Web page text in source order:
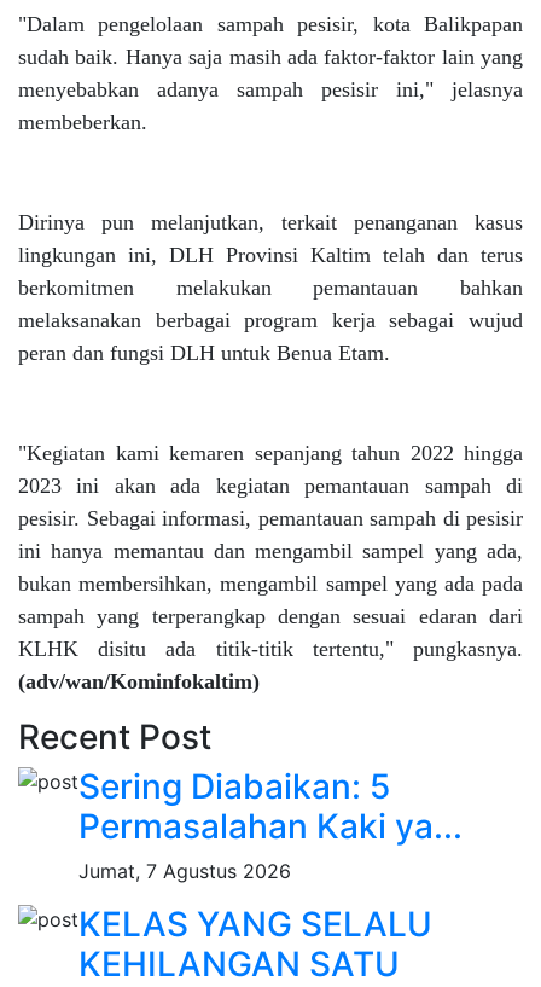
"Dalam pengelolaan sampah pesisir, kota Balikpapan
sudah baik. Hanya saja masih ada faktor-faktor lain yang
menyebabkan adanya sampah pesisir ini," jelasnya
membeberkan.
Dirinya pun melanjutkan, terkait penanganan kasus
lingkungan ini, DLH Provinsi Kaltim telah dan terus
berkomitmen melakukan pemantauan bahkan
melaksanakan berbagai program kerja sebagai wujud
peran dan fungsi DLH untuk Benua Etam.
"Kegiatan kami kemaren sepanjang tahun 2022 hingga
2023 ini akan ada kegiatan pemantauan sampah di
pesisir. Sebagai informasi, pemantauan sampah di pesisir
ini hanya memantau dan mengambil sampel yang ada,
bukan membersihkan, mengambil sampel yang ada pada
sampah yang terperangkap dengan sesuai edaran dari
KLHK disitu ada titik-titik tertentu," pungkasnya.
(adv/wan/Kominfokaltim)
Recent Post
Sering Diabaikan: 5
Permasalahan Kaki ya...
Jumat, 7 Agustus 2026
KELAS YANG SELALU
KEHILANGAN SATU